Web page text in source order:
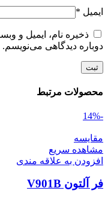
ایمیل *
ذخیره نام، ایمیل و
دوباره دیدگاهی می‌نویسم.
محصولات مرتبط
-14%
مقایسه
مشاهده سریع
افزودن به علاقه مندی
فر آلتون V901B